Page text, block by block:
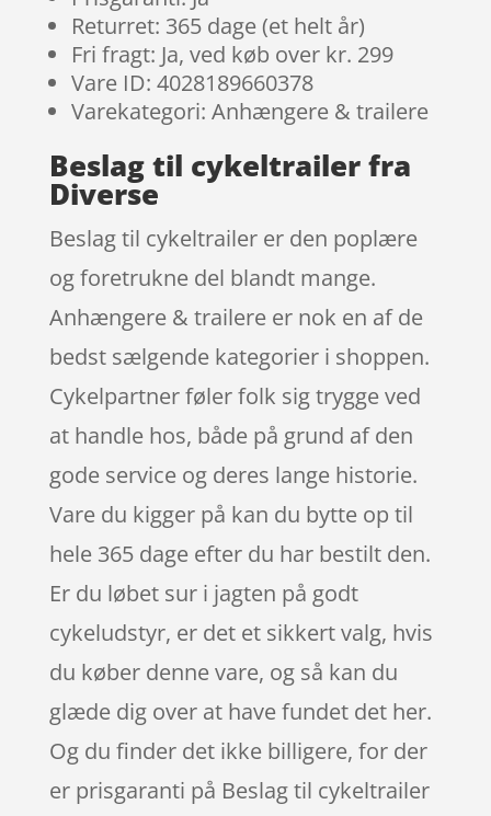
Returret: 365 dage (et helt år)
Fri fragt: Ja, ved køb over kr. 299
Vare ID: 4028189660378
Varekategori: Anhængere & trailere
Beslag til cykeltrailer fra
Diverse
Beslag til cykeltrailer er den poplære
og foretrukne del blandt mange.
Anhængere & trailere er nok en af de
bedst sælgende kategorier i shoppen.
Cykelpartner føler folk sig trygge ved
at handle hos, både på grund af den
gode service og deres lange historie.
Vare du kigger på kan du bytte op til
hele 365 dage efter du har bestilt den.
Er du løbet sur i jagten på godt
cykeludstyr, er det et sikkert valg, hvis
du køber denne vare, og så kan du
glæde dig over at have fundet det her.
Og du finder det ikke billigere, for der
er prisgaranti på Beslag til cykeltrailer